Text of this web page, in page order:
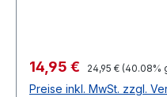
Verkaufspreis:
14,95 € Regulärer Preis:
24,95 € (40.08%
Preise inkl. MwSt. zzgl.